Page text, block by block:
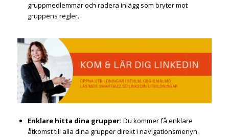
gruppmedlemmar och radera inlägg som bryter mot
gruppens regler.
Enklare hitta dina grupper: Du kommer få enklare
åtkomst till alla dina grupper direkt i navigationsmenyn.